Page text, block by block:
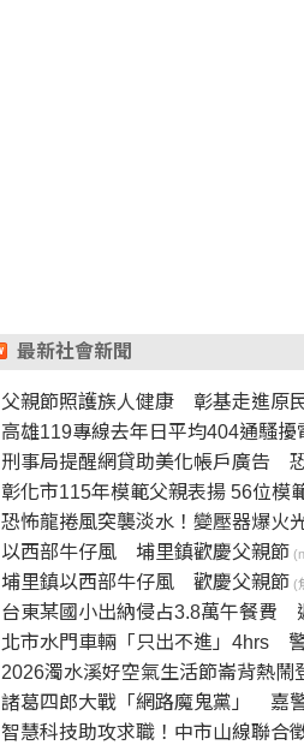
最新社會新聞
父親節照護族人健康 彰基走進原
高雄119專線去年日平均404通騷擾
刑事局提醒網貸助美化帳戶廣告
彰化市115年模範父親表揚 56位模
恐怖龍捲風突襲淡水！變壓器爆
以西部牛仔風 埔里鎮歡慶父親節
埔里鎮以西部牛仔風 歡慶父親節 (
台東某國小出納侵占3.8萬午餐費
北市水門車輛「只出不進」4hrs
2026濁水溪好空氣生活節崙背熱
諸葛四郎大戰「網路魔鬼黨」 嘉
智慧科技助攻求職！中市山線聯合